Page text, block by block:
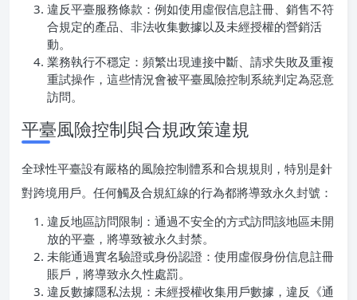
違反平臺服務條款：例如使用虛假信息註冊、銷售不符
合規定的產品、非法收集數據以及未經授權的營銷活
動。
業務執行不穩定：頻繁出現連接中斷、請求失敗及重複
重試操作，這些情況會被平臺風險控制系統判定為惡意
訪問。
平臺風險控制與合規政策違規
全球性平臺設有嚴格的風險控制體系和合規規則，特別是針
對跨境用戶。任何觸及合規紅線的行為都將導致永久封號：
違反地區訪問限制：通過不安全的方式訪問該地區未開
放的平臺，將導致被永久封禁。
未能通過實名驗證或身份認證：使用虛假身份信息註冊
賬戶，將導致永久性處罰。
違反數據隱私法規：未經授權收集用戶數據，違反《通